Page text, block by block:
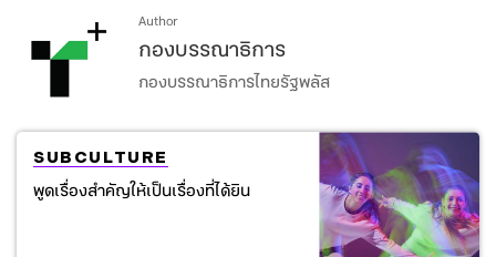
Author
กองบรรณาธิการ
กองบรรณาธิการไทยรัฐพลัส
SUBCULTURE
พูดเรื่องสำคัญให้เป็นเรื่องที่ได้ยิน